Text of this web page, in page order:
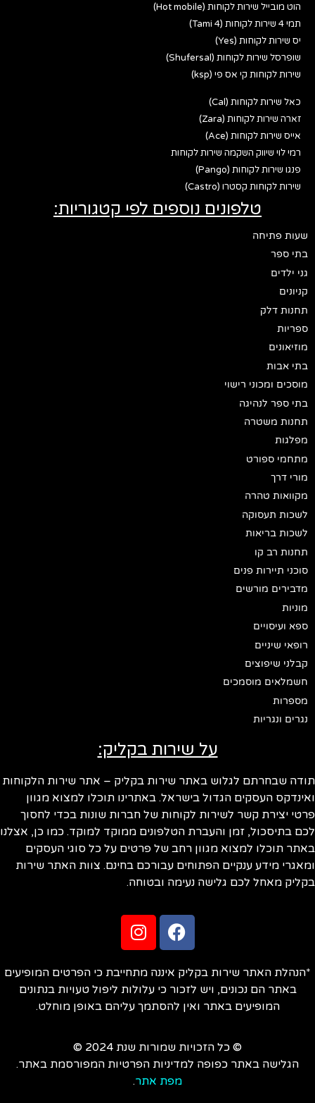
הוט מובייל שירות לקוחות (Hot mobile)
תמי 4 שירות לקוחות (Tami 4)
יס שירות לקוחות (Yes)
שופרסל שירות לקוחות (Shufersal)
שירות לקוחות קי אס פי (ksp)
כאל שירות לקוחות (Cal)
זארה שירות לקוחות (Zara)
אייס שירות לקוחות (Ace)
רמי לוי שיווק השקמה שירות לקוחות
פנגו שירות לקוחות (Pango)
שירות לקוחות קסטרו (Castro)
טלפונים נוספים לפי קטגוריות:
שעות פתיחה
בתי ספר
גני ילדים
קניונים
תחנות דלק
ספריות
מוזיאונים
בתי אבות
מוסכים ומכוני רישוי
בתי ספר לנהיגה
תחנות משטרה
מפלגות
מתחמי ספורט
מורי דרך
מקוואות טהרה
לשכות תעסוקה
לשכות בריאות
תחנות רב קו
סוכני תיירות פנים
מדבירים מורשים
מוניות
ספא ועיסויים
רופאי שיניים
קבלני שיפוצים
חשמלאים מוסמכים
מספרות
נגרים ונגריות
על שירות בקליק:
שבחרתם לגלוש באתר שירות בקליק – אתר שירות הלקוחות
העסקים הגדול בישראל. באתרינו תוכלו למצוא מגוון
יצירת קשר לשירות לקוחות של חברות שונות בכדי לחסוך
בתיסכול, זמן והעברת הטלפונים ממוקד למוקד. כמו כן, אצלנו
תוכלו למצוא מגוון רחב של פרטים על כל סוגי העסקים
מידע ענקיים הפתוחים עבורכם בחינם. צוות האתר שירות
מאחל לכם גלישה נעימה ובטוחה.
האתר שירות בקליק איננה מתחייבת כי הפרטים המופיעים
באתר הם נכונים, ויש לזכור כי עלולות ליפול טעויות בנתונים
המופיעים באתר ואין להסתמך עליהם באופן מוחלט.
© כל הזכויות שמורות שנת 2024 ©
הגלישה באתר כפופה למדיניות הפרטיות המפורסמת באתר.
מפת אתר.